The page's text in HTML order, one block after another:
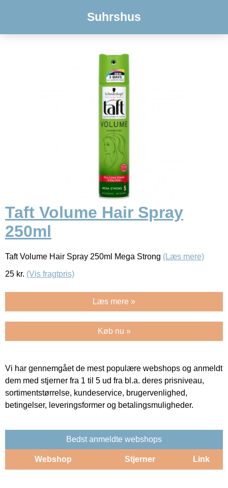
Suhrshus
Taft Volume Hair Spray
250ml
Taft Volume Hair Spray 250ml Mega Strong (Læs mere)
25 kr. (Vis fragtpris)
Læs mere »
Køb nu »
Vi har gennemgået de mest populære webshops og anmeldt
dem med stjerner fra 1 til 5 ud fra bl.a. deres prisniveau,
sortimentstørrelse, kundeservice, brugervenlighed,
betingelser, leveringsformer og betalingsmuligheder.
Bedst anmeldte webshops
Webshop Stjerner Link